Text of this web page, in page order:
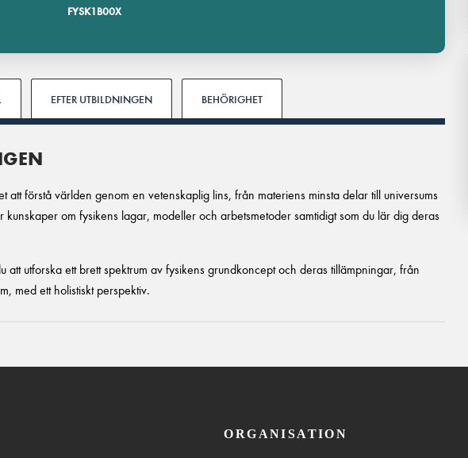
FYSK1B00X
EFTER UTBILDNINGEN BEHÖRIGHET
att förstå världen genom en vetenskaplig lins, från materiens minsta delar till universums
kunskaper om fysikens lagar, modeller och arbetsmetoder samtidigt som du lär dig deras
att utforska ett brett spektrum av fysikens grundkoncept och deras tillämpningar, från
med ett holistiskt perspektiv.
ORGANISATION